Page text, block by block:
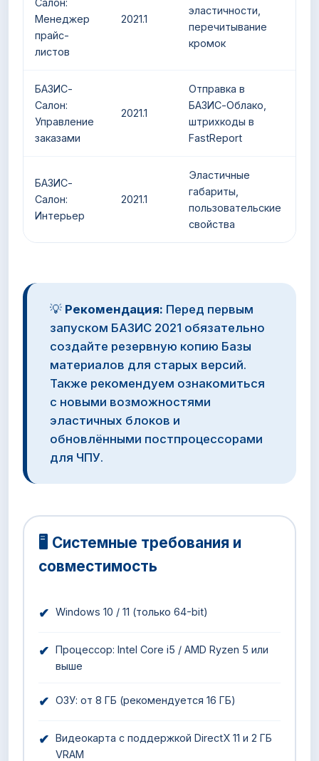
Салон:
Менеджер
прайс-
листов
2021.1
эластичности,
перечитывание
кромок
БАЗИС-
Салон:
Управление
заказами
2021.1
Отправка в
БАЗИС-Облако,
штрихкоды в
FastReport
БАЗИС-
Салон:
Интерьер
2021.1
Эластичные
габариты,
пользовательские
свойства
💡 Рекомендация: Перед первым
запуском БАЗИС 2021 обязательно
создайте резервную копию Базы
материалов для старых версий.
Также рекомендуем ознакомиться
с новыми возможностями
эластичных блоков и
обновлёнными постпроцессорами
для ЧПУ.
🖥️ Системные требования и
совместимость
✔ Windows 10 / 11 (только 64-bit)
✔ Процессор: Intel Core i5 / AMD Ryzen 5 или
выше
✔ ОЗУ: от 8 ГБ (рекомендуется 16 ГБ)
✔ Видеокарта с поддержкой DirectX 11 и 2 ГБ
VRAM